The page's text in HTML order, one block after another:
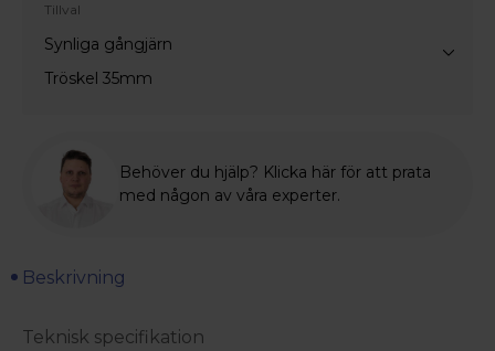
Tillval
Synliga gångjärn
Tröskel 35mm
Behöver du hjälp? Klicka här för att prata
med någon av våra experter.
Beskrivning
Teknisk specifikation